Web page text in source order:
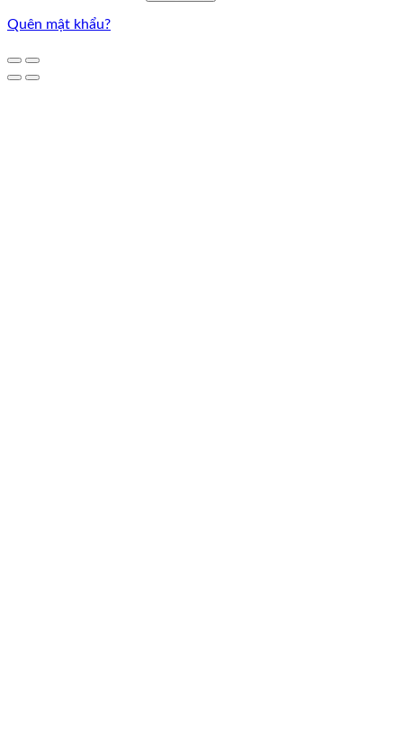
Quên mật khẩu?